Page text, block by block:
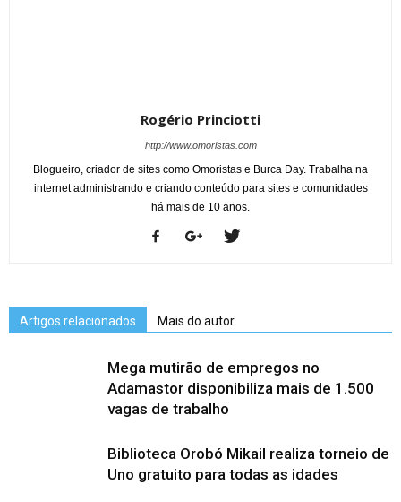
Rogério Princiotti
http://www.omoristas.com
Blogueiro, criador de sites como Omoristas e Burca Day. Trabalha na
internet administrando e criando conteúdo para sites e comunidades
há mais de 10 anos.
Artigos relacionados Mais do autor
Mega mutirão de empregos no
Adamastor disponibiliza mais de 1.500
vagas de trabalho
Biblioteca Orobó Mikail realiza torneio de
Uno gratuito para todas as idades